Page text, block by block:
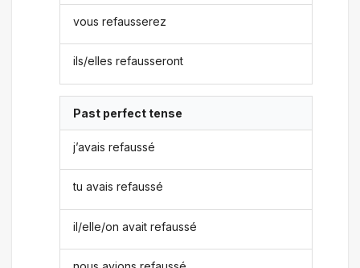
vous refausserez
ils/elles refausseront
Past perfect tense
j’avais refaussé
tu avais refaussé
il/elle/on avait refaussé